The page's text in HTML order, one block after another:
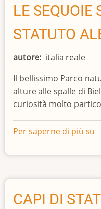
LE SEQUOIE
STATUTO
autore italia reale
Il bellissimo Parco
alture alle spalle di
curiosità molto
Per saperne di più su
CAPI DI